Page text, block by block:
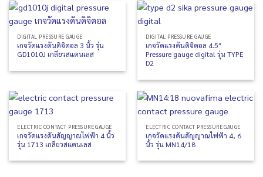
DIGITAL PRESSURE GAUGE
เกจวัดแรงดันดิจิตอล 3 นิ้ว รุ่น
GD1010J เกลียวสแตนเลส
DIGITAL PRESSURE GAUGE
เกจวัดแรงดันดิจิตอล 4.5″
Pressure gauge digital รุ่น TYPE
D2
ELECTRIC CONTACT PRESSURE GAUGE
เกจวัดแรงดันสัญญาณไฟฟ้า 4 นิ้ว
รุ่น 1713 เกลียวสแตนเลส
ELECTRIC CONTACT PRESSURE GAUGE
เกจวัดแรงดันสัญญาณไฟฟ้า 4, 6
นิ้ว รุ่น MN14/18